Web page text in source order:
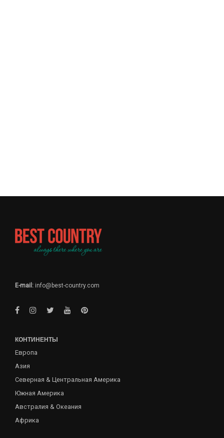
E-mail: info@best-country.com
КОНТИНЕНТЫ
Европа
Азия
Северная & Центральная Америка
Южная Америка
Австралия & Океания
Африка